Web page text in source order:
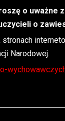
o uważne
o
Narodowej.